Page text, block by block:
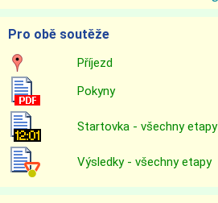
Pro obě soutěže
Příjezd
Pokyny
Startovka - všechny etapy
Výsledky - všechny etapy